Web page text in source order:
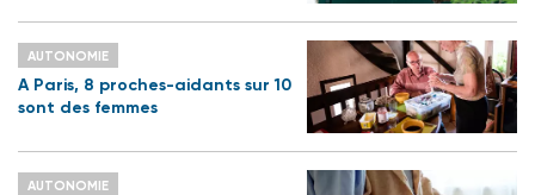
AUTONOMIE
A Paris, 8 proches-aidants sur 10
sont des femmes
AUTONOMIE